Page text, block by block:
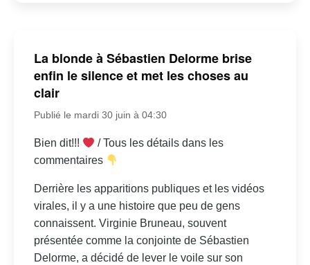
La blonde à Sébastien Delorme brise
enfin le silence et met les choses au
clair
Publié le mardi 30 juin à 04:30
Bien dit!!!
/ Tous les détails dans les
commentaires
Derrière les apparitions publiques et les vidéos
virales, il y a une histoire que peu de gens
connaissent. Virginie Bruneau, souvent
présentée comme la conjointe de Sébastien
Delorme, a décidé de lever le voile sur son